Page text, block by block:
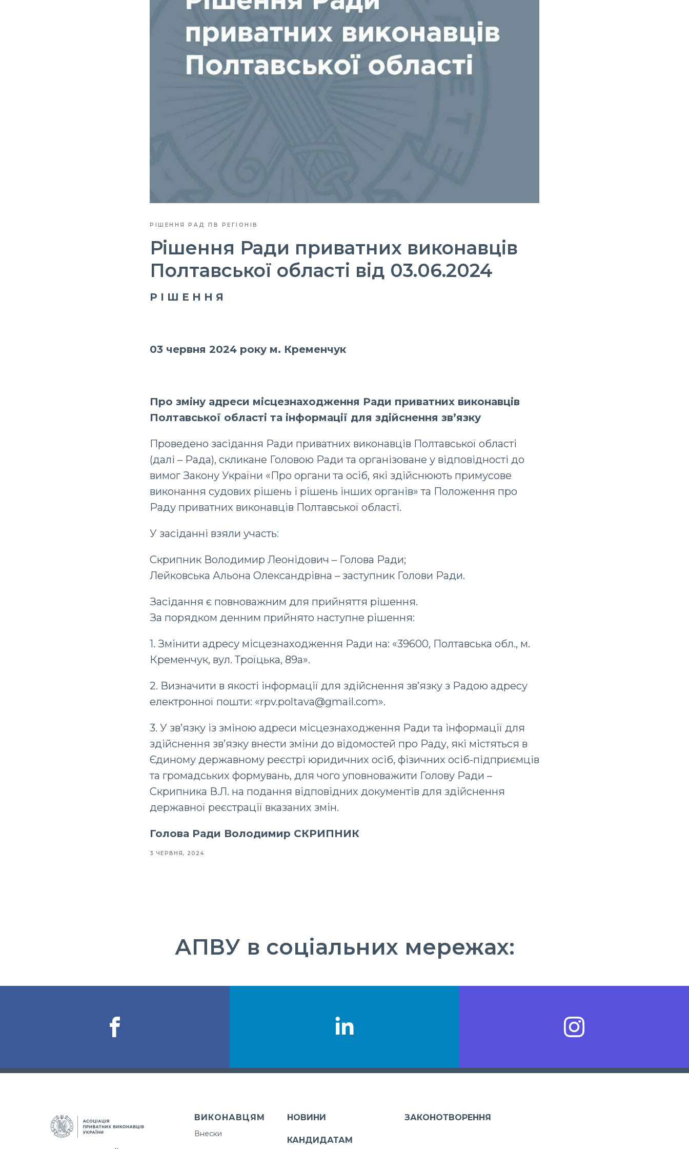
РІШЕННЯ РАД ПВ РЕГІОНІВ
Рішення Ради приватних виконавців
Полтавської області від 03.06.2024
Р І Ш Е Н Н Я
03 червня 2024 року м. Кременчук
Про зміну адреси місцезнаходження Ради приватних виконавців
Полтавської області та інформації для здійснення зв’язку
Проведено засідання Ради приватних виконавців Полтавської області
(далі – Рада), скликане Головою Ради та організоване у відповідності до
вимог Закону України «Про органи та осіб, які здійснюють примусове
виконання судових рішень і рішень інших органів» та Положення про
Раду приватних виконавців Полтавської області.
У засіданні взяли участь:
Скрипник Володимир Леонідович – Голова Ради;
Лейковська Альона Олександрівна – заступник Голови Ради.
Засідання є повноважним для прийняття рішення.
За порядком денним прийнято наступне рішення:
1. Змінити адресу місцезнаходження Ради на: «39600, Полтавська обл., м.
Кременчук, вул. Троїцька, 89а».
2. Визначити в якості інформації для здійснення зв’язку з Радою адресу
електронної пошти: «rpv.poltava@gmail.com».
3. У зв’язку із зміною адреси місцезнаходження Ради та інформації для
здійснення зв’язку внести зміни до відомостей про Раду, які містяться в
Єдиному державному реєстрі юридичних осіб, фізичних осіб-підприємців
та громадських формувань, для чого уповноважити Голову Ради –
Скрипника В.Л. на подання відповідних документів для здійснення
державної реєстрації вказаних змін.
Голова Ради Володимир СКРИПНИК
3 ЧЕРВНЯ, 2024
АПВУ в соціальних мережах:
ВИКОНАВЦЯМ
Внески
НОВИНИ
КАНДИДАТАМ
ЗАКОНОТВОРЕННЯ